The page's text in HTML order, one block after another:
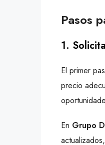
Pasos
1.
El primer
precio
En Grupo